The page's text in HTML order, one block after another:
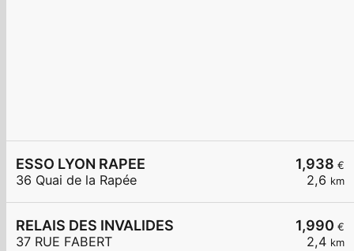
1,938 €
2,6 km
ESSO LYON RAPEE
36 Quai de la Rapée
1,990 €
2,4 km
RELAIS DES INVALIDES
37 RUE FABERT